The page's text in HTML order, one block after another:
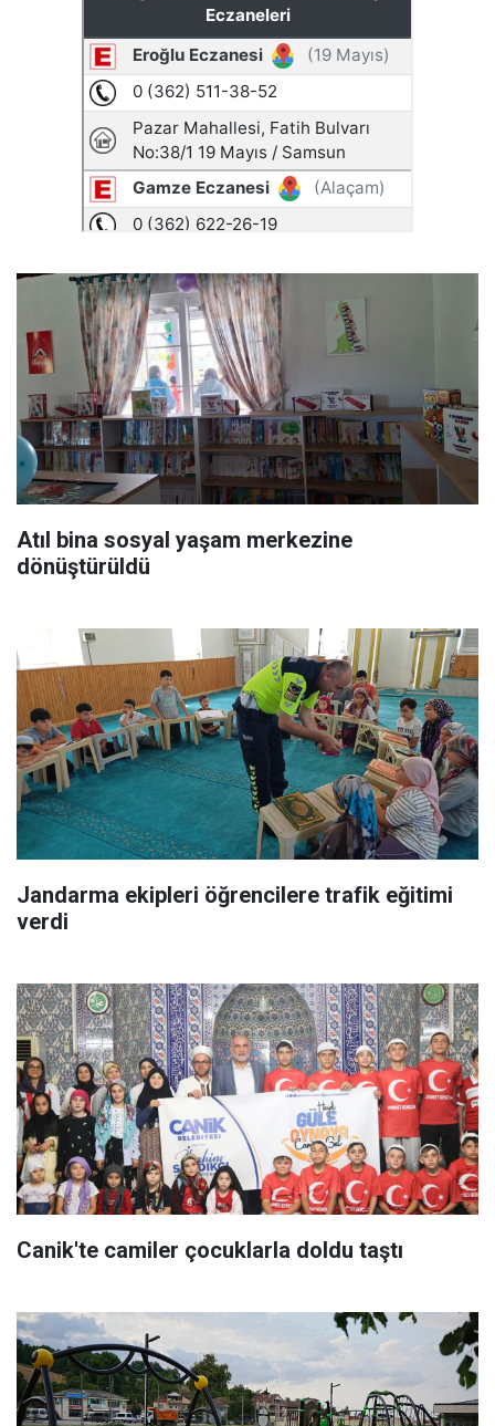
Atıl bina sosyal yaşam merkezine
dönüştürüldü
Jandarma ekipleri öğrencilere trafik eğitimi
verdi
Canik'te camiler çocuklarla doldu taştı